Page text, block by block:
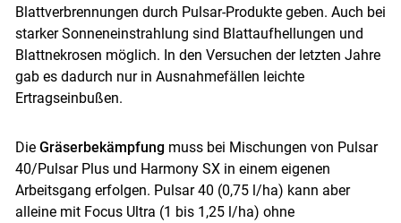
Blattverbrennungen durch Pulsar-Produkte geben. Auch bei
starker Sonneneinstrahlung sind Blattaufhellungen und
Blattnekrosen möglich. In den Versuchen der letzten Jahre
gab es dadurch nur in Ausnahmefällen leichte
Ertragseinbußen.
Die Gräserbekämpfungmuss bei Mischungen von Pulsar
40/Pulsar Plus und Harmony SX in einem eigenen
Arbeitsgang erfolgen. Pulsar 40 (0,75 l/ha) kann aber
alleine mit Focus Ultra (1 bis 1,25 l/ha) ohne